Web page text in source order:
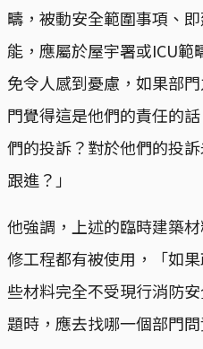
疇，被動安全範圍事項、
能，應屬於屋宇署或ICU
免令人感到憂慮，如果部
門覺得這是他們的責任的
們的投訴？對於他們的投
跟進？」
他強調，上述的臨時建築
修工程都有被使用，「如
些材料完全不受現行消防
題時，應去找哪一個部門問